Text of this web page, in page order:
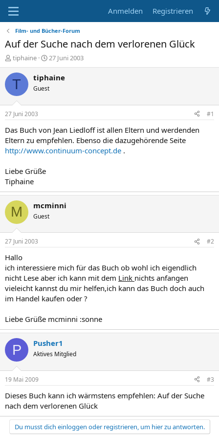
Anmelden Registrieren
Film- und Bücher-Forum
Auf der Suche nach dem verlorenen Glück
E
r
s
e
r
tiphaine
E
r
s
e
t
a
m
27 Juni 2003
T tiphaine
Guest
27 Juni 2003 #1
Das Buch von Jean Liedloff ist allen Eltern und werdenden
Eltern zu empfehlen. Ebenso die dazugehörende Seite
http://www.continuum-concept.de .
Liebe Grüße
Tiphaine
M mcminni
Guest
27 Juni 2003 #2
Hallo
ich interessiere mich für das Buch ob wohl ich eigendlich
nicht Lese aber ich kann mit dem Link nichts anfangen
vieleicht kannst du mir helfen,ich kann das Buch doch auch
im Handel kaufen oder ?
Liebe Grüße mcminni :sonne
P Pusher1
Aktives Mitglied
19 Mai 2009 #3
Dieses Buch kann ich wärmstens empfehlen: Auf der Suche
nach dem verlorenen Glück
Du musst dich einloggen oder registrieren, um hier zu antworten.